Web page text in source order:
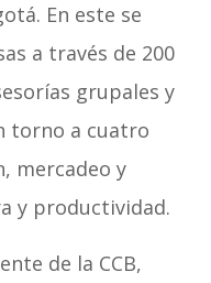
En este se
a través de 200
grupales y
torno a cuatro
mercadeo y
y productividad.
de la CCB,